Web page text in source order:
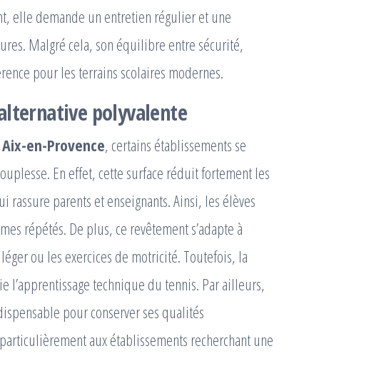
elle demande un entretien régulier et une
Malgré cela, son équilibre entre sécurité,
pour les terrains scolaires modernes.
polyvalente
en-Provence, certains établissements se
En effet, cette surface réduit fortement les
rassure parents et enseignants. Ainsi, les élèves
répétés. De plus, ce revêtement s’adapte à
ou les exercices de motricité. Toutefois, la
technique du tennis. Par ailleurs,
pour conserver ses qualités
aux établissements recherchant une